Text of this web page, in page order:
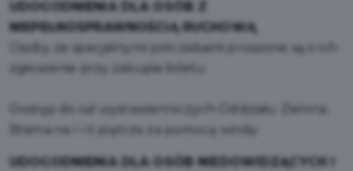
UDOGODNIENIA DLA OSÓB Z
NIEPEŁNOSPRAWNOŚCIĄ RUCHOWĄ
Osoby ze specjalnymi potrzebami proszone są o ich
zgłoszenie przy zakupie biletu.
Dostęp do sal wystawienniczych Oddziału Zielona
Brama na I i II piętrze za pomocą windy.
UDOGODNIENIA DLA OSÓB NIEDOWIDZĄCYCH I